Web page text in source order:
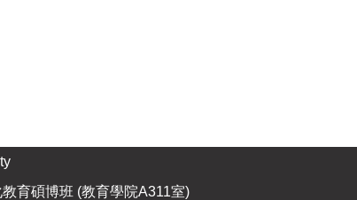
育碩博班 (教育學院A311室)